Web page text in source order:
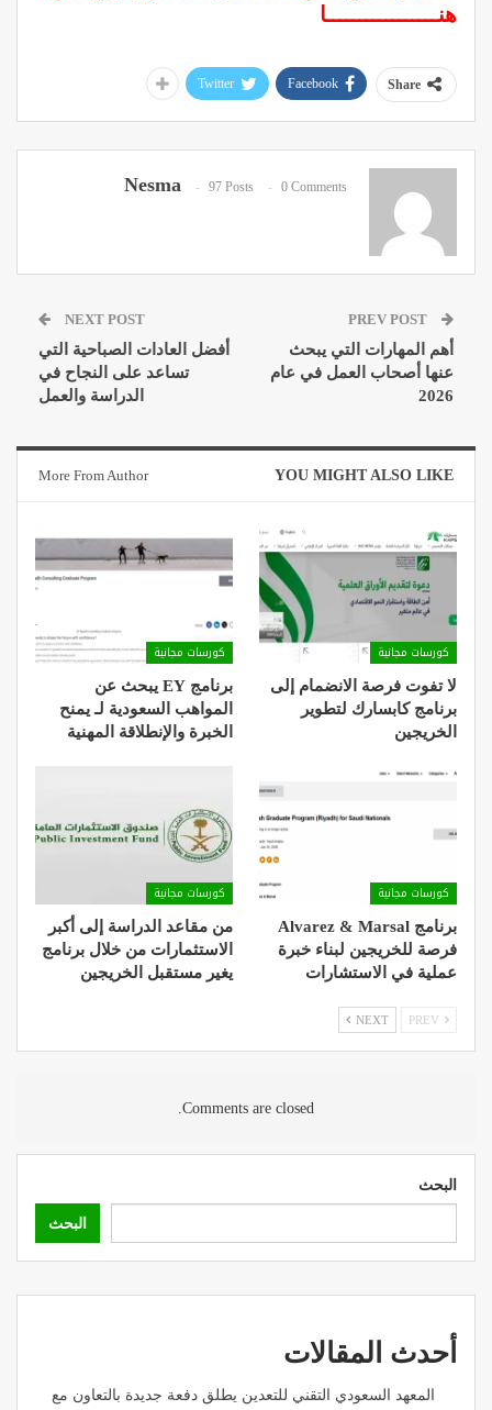
هنـــــــــــــــــا
Share
Facebook
Twitter
Nesma 97 Posts 0 Comments
أهم المهارات التي يبحث
عنها أصحاب العمل في عام
2026
NEXT POST
أفضل العادات الصباحية التي
تساعد على النجاح في
الدراسة والعمل
YOU MIGHT ALSO LIKE
More From Author
كورسات مجانية
لا تفوت فرصة الانضمام إلى
برنامج كابسارك لتطوير
الخريجين
كورسات مجانية
برنامج EY يبحث عن
المواهب السعودية لـ يمنح
الخبرة والإنطلاقة المهنية
كورسات مجانية
برنامج Alvarez & Marsal
فرصة للخريجين لبناء خبرة
عملية في الاستشارات
كورسات مجانية
من مقاعد الدراسة إلى أكبر
الاستثمارات من خلال برنامج
يغير مستقبل الخريجين
NEXT
Comments are closed.
البحث
البحث
أحدث المقالات
المعهد السعودي التقني للتعدين يطلق دفعة جديدة بالتعاون مع